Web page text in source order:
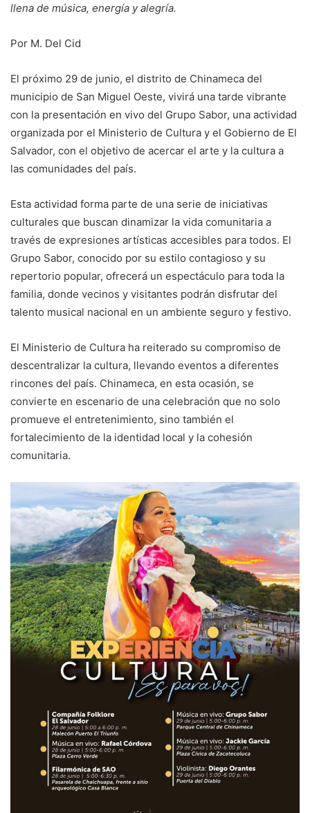
llena de música, energía y alegría.
Por M. Del Cid
El próximo 29 de junio, el distrito de Chinameca del
municipio de San Miguel Oeste, vivirá una tarde vibrante
con la presentación en vivo del Grupo Sabor, una actividad
organizada por el Ministerio de Cultura y el Gobierno de El
Salvador, con el objetivo de acercar el arte y la cultura a
las comunidades del país.
Esta actividad forma parte de una serie de iniciativas
culturales que buscan dinamizar la vida comunitaria a
través de expresiones artísticas accesibles para todos. El
Grupo Sabor, conocido por su estilo contagioso y su
repertorio popular, ofrecerá un espectáculo para toda la
familia, donde vecinos y visitantes podrán disfrutar del
talento musical nacional en un ambiente seguro y festivo.
El Ministerio de Cultura ha reiterado su compromiso de
descentralizar la cultura, llevando eventos a diferentes
rincones del país. Chinameca, en esta ocasión, se
convierte en escenario de una celebración que no solo
promueve el entretenimiento, sino también el
fortalecimiento de la identidad local y la cohesión
comunitaria.